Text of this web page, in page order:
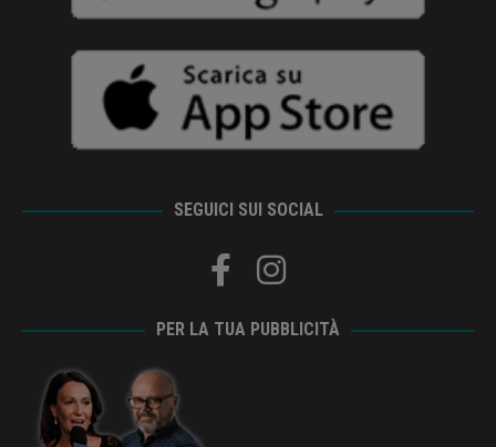
SEGUICI SUI SOCIAL
PER LA TUA PUBBLICITÀ